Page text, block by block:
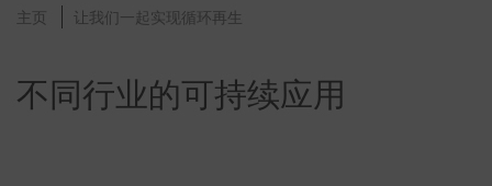
主页 让我们一起实现循环再生
不同行业的可持续应用